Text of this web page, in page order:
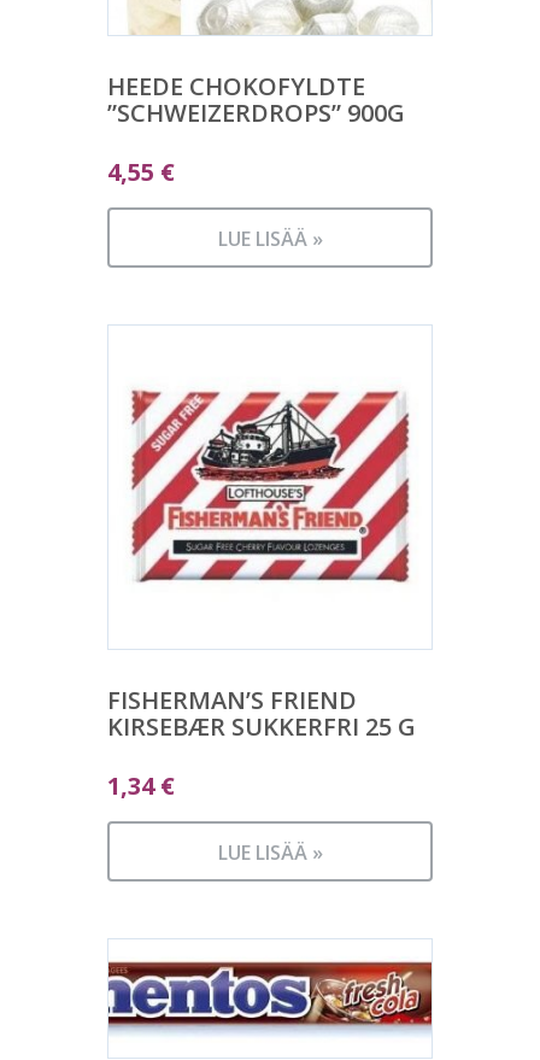
HEEDE CHOKOFYLDTE
”SCHWEIZERDROPS” 900G
4,55 €
LUE LISÄÄ »
FISHERMAN’S FRIEND
KIRSEBÆR SUKKERFRI 25 G
1,34€
LUE LISÄÄ »